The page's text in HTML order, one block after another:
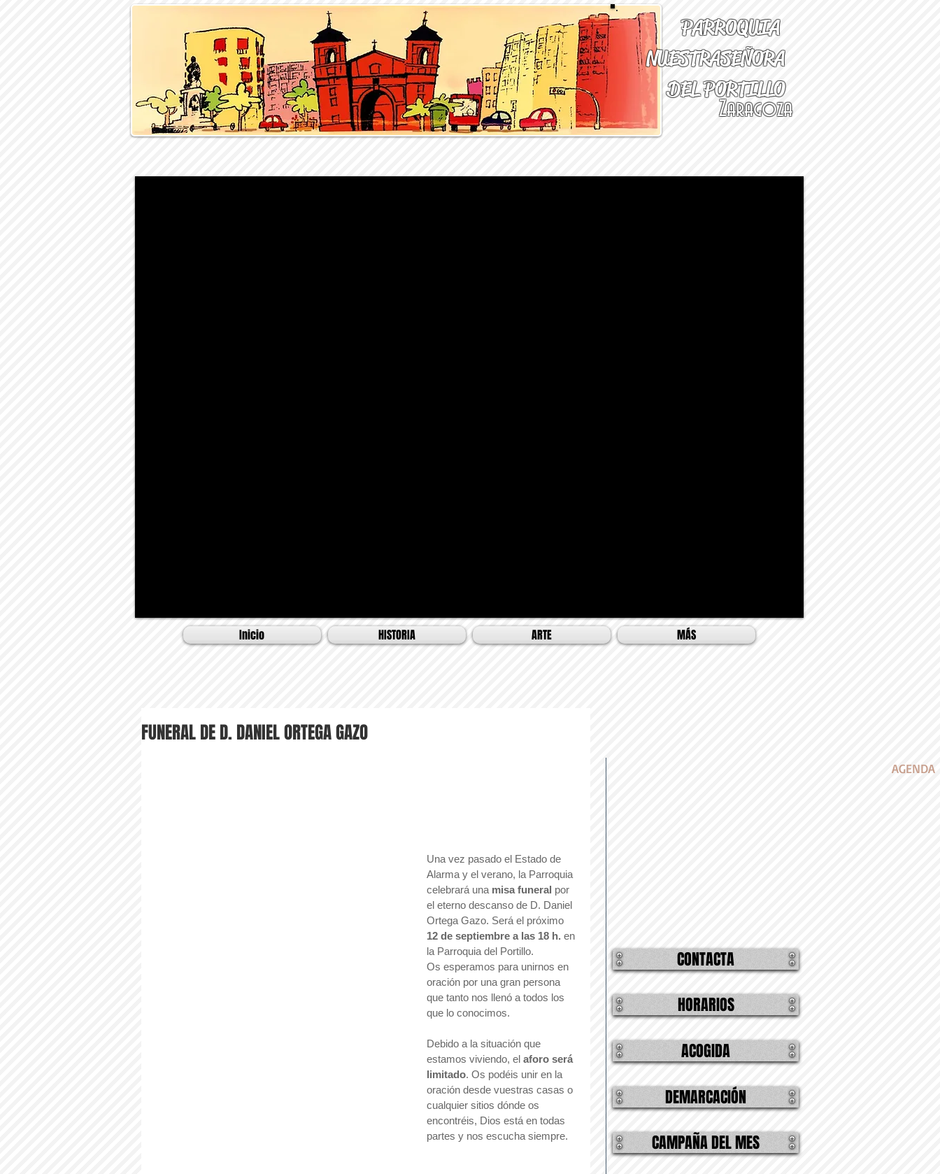
PARROQUIA
NUESTRASEÑORA
DEL PORTILLO
Zaragoza
Inicio HISTORIA ARTE MÁS
FUNERAL DE D. DANIEL ORTEGA GAZO
Una vez pasado el Estado de
Alarma y el verano, la Parroquia
celebrará una misa funeral por
el eterno descanso de D. Daniel
Ortega Gazo. Será el próximo
12 de septiembre a las 18 h. en
la Parroquia del Portillo.
Os esperamos para unirnos en
oración por una gran persona
que tanto nos llenó a todos los
que lo conocimos.
Debido a la situación que
estamos viviendo, el aforo será
limitado. Os podéis unir en la
oración desde vuestras casas o
cualquier sitios dónde os
encontréis, Dios está en todas
partes y nos escucha siempre.
ACOGIDA
CAMPAÑA DEL MES
CONTACTA
HORARIOS
DEMARCACIÓN
AGENDA